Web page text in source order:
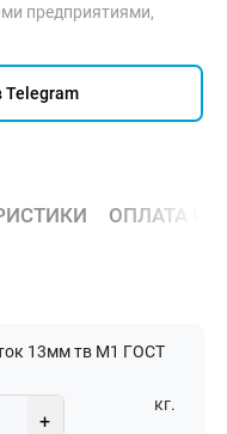
предприятиями,
Telegram
ОПЛАТА И
13мм тв М1 ГОСТ
+
кг.